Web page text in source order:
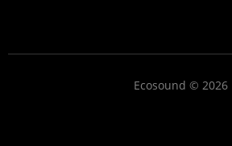
Ecosound © 2026